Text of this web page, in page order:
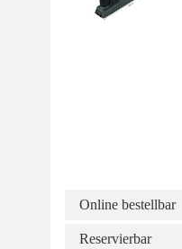
Online bestellbar
Reservierbar